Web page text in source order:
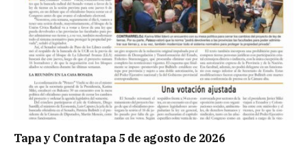
Tapa y Contratapa 5 de agosto de 2026